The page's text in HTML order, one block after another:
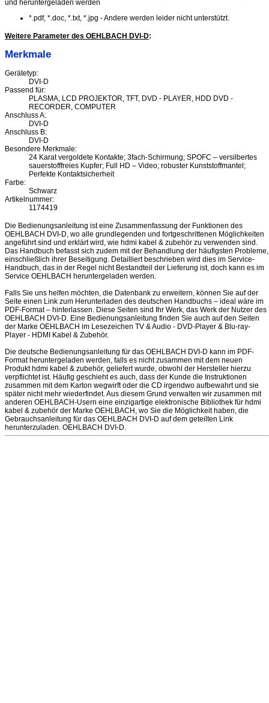
und heruntergeladen werden
*.pdf, *.doc, *.txt, *.jpg - Andere werden leider nicht unterstützt.
Weitere Parameter des OEHLBACH DVI-D:
Merkmale
Gerätetyp:
DVI-D
Passend für:
PLASMA, LCD PROJEKTOR, TFT, DVD - PLAYER, HDD DVD -
RECORDER, COMPUTER
Anschluss A:
DVI-D
Anschluss B:
DVI-D
Besondere Merkmale:
24 Karat vergoldete Kontakte; 3fach-Schirmung; SPOFC – versilbertes
sauerstofffreies Kupfer; Full HD – Video; robuster Kunststoffmantel;
Perfekte Kontaktsicherheit
Farbe:
Schwarz
Artikelnummer:
1174419
Die Bedienungsanleitung ist eine Zusammenfassung der Funktionen des
OEHLBACH DVI-D, wo alle grundlegenden und fortgeschrittenen Möglichkeiten
angeführt sind und erklärt wird, wie hdmi kabel & zubehör zu verwenden sind.
Das Handbuch befasst sich zudem mit der Behandlung der häufigsten Probleme,
einschließlich ihrer Beseitigung. Detailliert beschrieben wird dies im Service-
Handbuch, das in der Regel nicht Bestandteil der Lieferung ist, doch kann es im
Service OEHLBACH heruntergeladen werden.
Falls Sie uns helfen möchten, die Datenbank zu erweitern, können Sie auf der
Seite einen Link zum Herunterladen des deutschen Handbuchs – ideal wäre im
PDF-Format – hinterlassen. Diese Seiten sind Ihr Werk, das Werk der Nutzer des
OEHLBACH DVI-D. Eine Bedienungsanleitung finden Sie auch auf den Seiten
der Marke OEHLBACH im Lesezeichen TV & Audio - DVD-Player & Blu-ray-
Player - HDMI Kabel & Zubehör.
Die deutsche Bedienungsanleitung für das OEHLBACH DVI-D kann im PDF-
Format heruntergeladen werden, falls es nicht zusammen mit dem neuen
Produkt hdmi kabel & zubehör, geliefert wurde, obwohl der Hersteller hierzu
verpflichtet ist. Häufig geschieht es auch, dass der Kunde die Instruktionen
zusammen mit dem Karton wegwirft oder die CD irgendwo aufbewahrt und sie
später nicht mehr wiederfindet. Aus diesem Grund verwalten wir zusammen mit
anderen OEHLBACH-Usern eine einzigartige elektronische Bibliothek für hdmi
kabel & zubehör der Marke OEHLBACH, wo Sie die Möglichkeit haben, die
Gebrauchsanleitung für das OEHLBACH DVI-D auf dem geteilten Link
herunterzuladen. OEHLBACH DVI-D.